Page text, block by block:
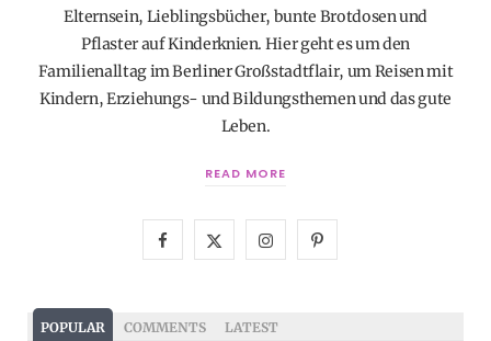
Elternsein, Lieblingsbücher, bunte Brotdosen und
Pflaster auf Kinderknien. Hier geht es um den
Familienalltag im Berliner Großstadtflair, um Reisen mit
Kindern, Erziehungs- und Bildungsthemen und das gute
Leben.
READ MORE
c
T
I
s
P
POPULAR COMMENTS LATEST